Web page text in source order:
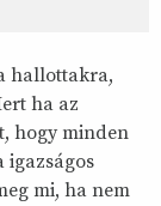
hallottakra,
ha az
hogy minden
igazságos
mi, ha nem